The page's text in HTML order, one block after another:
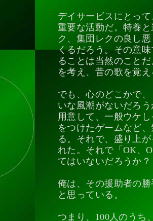
デイサービスにとっ
重要な活動だ。特養
ク、集団レクの良し
くるだろう。その意
ることは当然のこと
を考え、昔の歌を覚
でも、心のどこかで
いな風潮がないだろ
用意して、一般ウケ
をつけたゲームなど
る。それで、盛り上
れた。それで「OK、
てはいないだろうか？
俺は、その援助者の
と思っている。
つまり、100人のうち